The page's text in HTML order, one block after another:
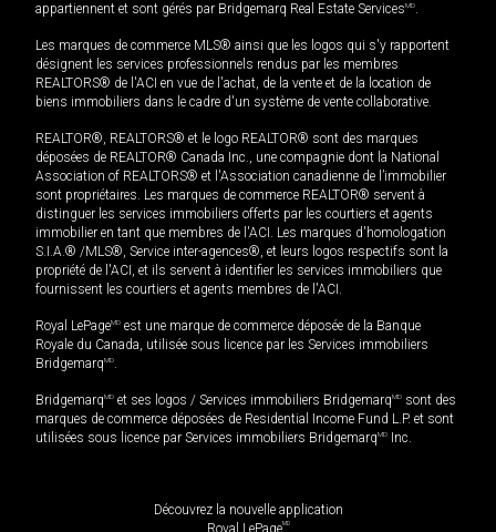
appartiennent et sont gérés par Bridgemarq Real Estate ServicesMD.
Les marques de commerce MLS® ainsi que les logos qui s'y rapportent
désignent les services professionnels rendus par les membres
REALTORS® de l'ACI en vue de l'achat, de la vente et de la location de
biens immobiliers dans le cadre d'un système de vente collaborative.
REALTOR®, REALTORS® et le logo REALTOR® sont des marques
déposées de REALTOR® Canada Inc., une compagnie dont la National
Association of REALTORS® et l'Association canadienne de l’immobilier
sont propriétaires. Les marques de commerce REALTOR® servent à
distinguer les services immobiliers offerts par les courtiers et agents
immobilier en tant que membres de l'ACI. Les marques d'homologation
S.I.A.® /MLS®, Service inter-agences®, et leurs logos respectifs sont la
propriété de l'ACI, et ils servent à identifier les services immobiliers que
fournissent les courtiers et agents membres de l'ACI.
Royal LePageMD est une marque de commerce déposée de la Banque
Royale du Canada, utilisée sous licence par les Services immobiliers
BridgemarqMD.
BridgemarqMD et ses logos / Services immobiliers BridgemarqMD sont des
marques de commerce déposées de Residential Income Fund L.P. et sont
utilisées sous licence par Services immobiliers BridgemarqMD Inc.
Découvrez la nouvelle application
MD